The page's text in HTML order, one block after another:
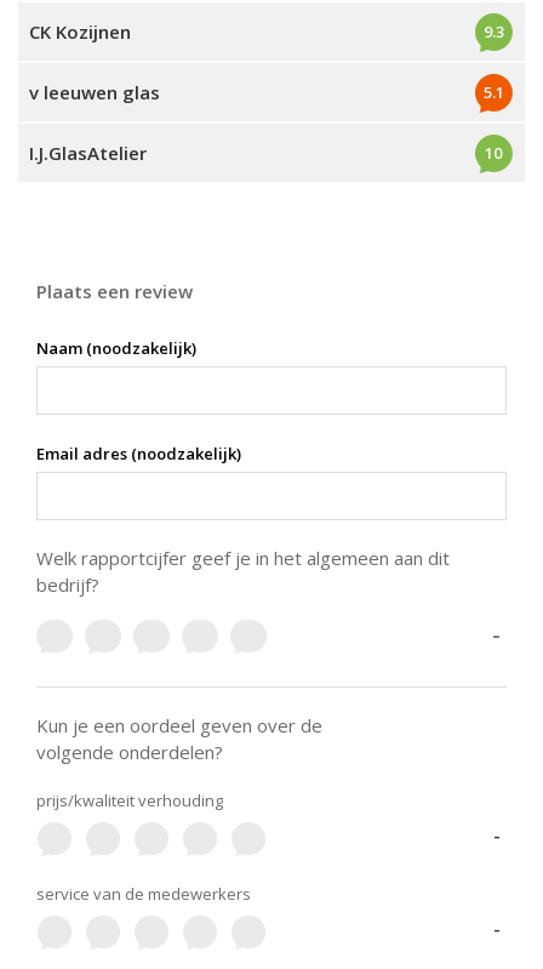
CK Kozijnen 9.3
v leeuwen glas 5.1
I.J.GlasAtelier 10
Plaats een review
Naam (noodzakelijk)
Email adres (noodzakelijk)
Welk rapportcijfer geef je in het algemeen aan dit
bedrijf?
-
Kun je een oordeel geven over de
volgende onderdelen?
prijs/kwaliteit verhouding
-
service van de medewerkers
-